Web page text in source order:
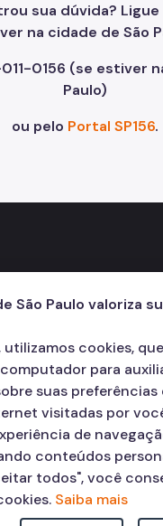
sua dúvida? Ligue
na cidade de São
0156 (se estiver
Paulo)
ou pelo Portal SP156.
São Paulo valoriza
utilizamos cookies,
para
suas preferências
visitadas por
de
conteúdos
todos", você
Saiba mais